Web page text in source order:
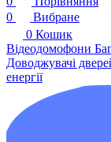
0
Вибране
0 Кошик
Відеодомофони
Доводжувачі
енергії